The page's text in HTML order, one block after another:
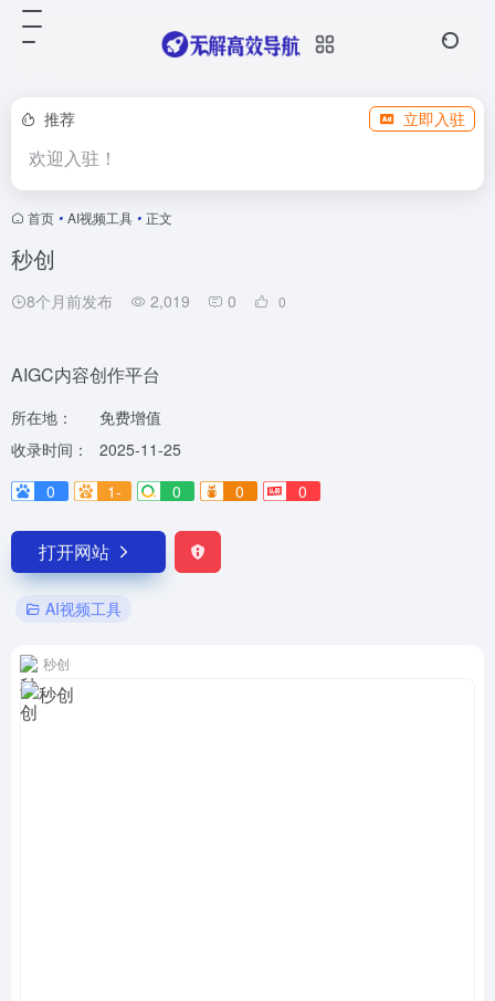
推荐 立即入驻
欢迎入驻！
首页 • AI视频工具 • 正文
秒创
8个月前发布 2,019 0 0
AIGC内容创作平台
所在地：
免费增值
收录时间：
2025-11-25
0
1- 0 0 0
打开网站
AI视频工具
秒创